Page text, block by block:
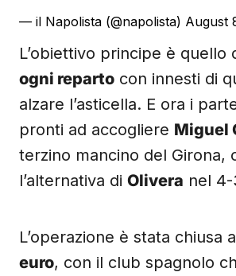
— il Napolista (@napolista) August
L’obiettivo principe è quello
ogni reparto con innesti di
alzare l’asticella. E ora i
pronti ad accogliere Miguel
terzino mancino del Girona,
l’alternativa di Olivera nel
L’operazione è stata chiusa a
euro, con il club spagnolo